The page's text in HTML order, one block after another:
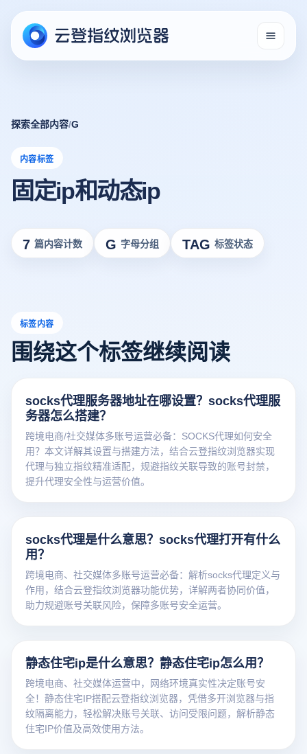
探索全部内容/G
内容标签
固定ip和动态ip
7 篇内容计数 G 字母分组 TAG 标签状态
标签内容
围绕这个标签继续阅读
socks代理服务器地址在哪设置？socks代理服
务器怎么搭建？
跨境电商/社交媒体多账号运营必备：SOCKS代理如何安全
用？本文详解其设置与搭建方法，结合云登指纹浏览器实现
代理与独立指纹精准适配，规避指纹关联导致的账号封禁，
提升代理安全性与运营价值。
socks代理是什么意思？socks代理打开有什么
用？
跨境电商、社交媒体多账号运营必备：解析socks代理定义与
作用，结合云登指纹浏览器功能优势，详解两者协同价值，
助力规避账号关联风险，保障多账号安全运营。
静态住宅ip是什么意思？静态住宅ip怎么用？
跨境电商、社交媒体运营中，网络环境真实性决定账号安
全！静态住宅IP搭配云登指纹浏览器，凭借多开浏览器与指
纹隔离能力，轻松解决账号关联、访问受限问题，解析静态
住宅IP价值及高效使用方法。